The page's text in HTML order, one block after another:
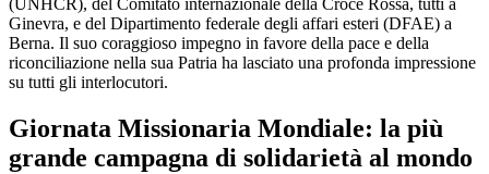
(UNHCR), del Comitato internazionale della Croce Rossa, tutti a
Ginevra, e del Dipartimento federale degli affari esteri (DFAE) a
Berna. Il suo coraggioso impegno in favore della pace e della
riconciliazione nella sua Patria ha lasciato una profonda impressione
su tutti gli interlocutori.
Giornata Missionaria Mondiale: la più
grande campagna di solidarietà al mondo